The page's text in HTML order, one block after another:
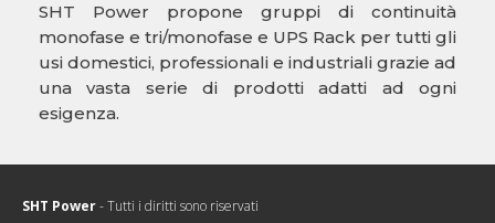
SHT Power propone gruppi di continuità
monofase e tri/monofase e UPS Rack per tutti gli
usi domestici, professionali e industriali grazie ad
una vasta serie di prodotti adatti ad ogni
esigenza.
SHT Power- Tutti i diritti sono riservati